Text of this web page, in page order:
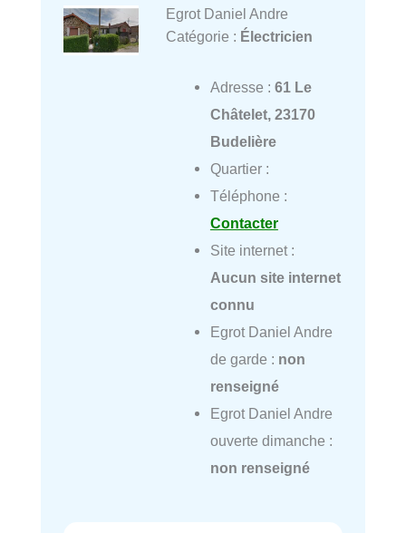
Egrot Daniel Andre
Catégorie : Électricien
Adresse : 61 Le
Châtelet, 23170
Budelière
Quartier :
Téléphone :
Contacter
Site internet :
Aucun site internet
connu
Egrot Daniel Andre
de garde : non
renseigné
Egrot Daniel Andre
ouverte dimanche :
non renseigné